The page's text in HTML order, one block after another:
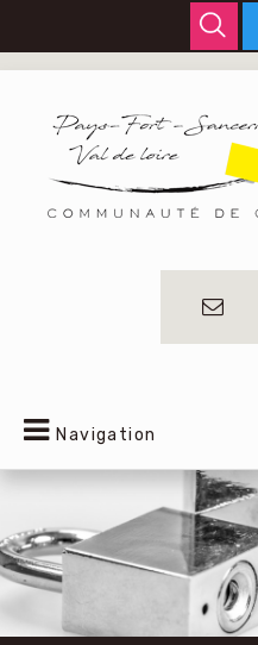
Navigation